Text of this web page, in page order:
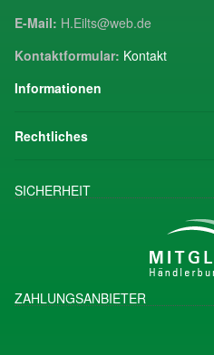
E-Mail: H.Eilts@web.de
Kontaktformular: Kontakt
Informationen
Rechtliches
SICHERHEIT
ZAHLUNGSANBIETER